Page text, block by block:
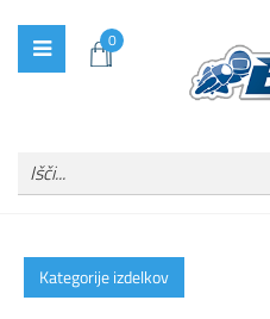
0
Kategorije izdelkov